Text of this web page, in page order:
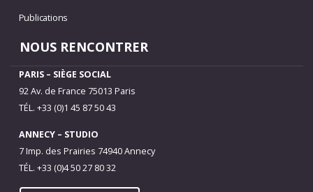
Publications
NOUS RENCONTRER
PARIS – SIÈGE SOCIAL
92 Av. de France 75013 Paris
TÉL. +33 (0)1 45 87 50 43
ANNECY – STUDIO
7 Imp. des Prairies 74940 Annecy
TÉL. +33 (0)4 50 27 80 32